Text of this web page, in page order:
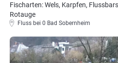
Fischarten: Wels, Karpfen,
Rotauge
Fluss bei 0 Bad Sobernheim